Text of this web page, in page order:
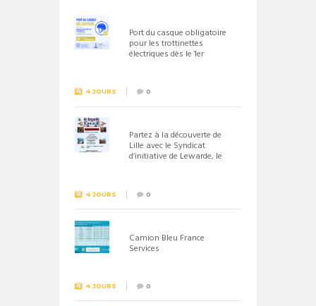
Port du casque obligatoire
pour les trottinettes
électriques dès le 1er
4 JOURS 0
Partez à la découverte de
Lille avec le Syndicat
d’initiative de Lewarde, le
4 JOURS 0
Camion Bleu France
Services
4 JOURS 0